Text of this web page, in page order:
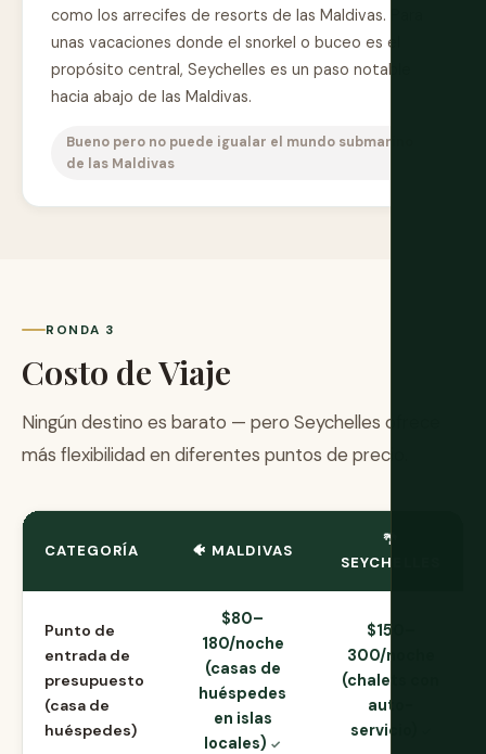
como los arrecifes de resorts de las Maldivas. Para
unas vacaciones donde el snorkel o buceo es el
propósito central, Seychelles es un paso notable
hacia abajo de las Maldivas.
Bueno pero no puede igualar el mundo submarino
de las Maldivas
RONDA 3
Costo de Viaje
Ningún destino es barato — pero Seychelles ofrece
más flexibilidad en diferentes puntos de precio.
CATEGORÍA 🐠 MALDIVAS
🌴
SEYCHELLES
Punto de
entrada de
presupuesto
(casa de
huéspedes)
$80–
180/noche
(casas de
huéspedes
en islas
locales)
$150–
300/noche
(chalets con
auto-
servicio)